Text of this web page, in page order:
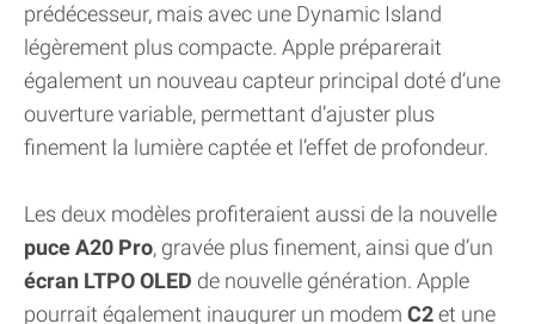
prédécesseur, mais avec une Dynamic Island
légèrement plus compacte. Apple préparerait
également un nouveau capteur principal doté d’une
ouverture variable, permettant d’ajuster plus
finement la lumière captée et l’effet de profondeur.
Les deux modèles profiteraient aussi de la nouvelle
puce A20 Pro, gravée plus finement, ainsi que d’un
écran LTPO OLED de nouvelle génération. Apple
pourrait également inaugurer un modem C2et une